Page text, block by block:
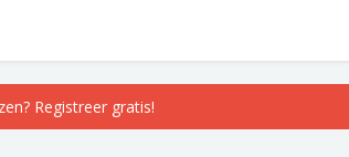
Registreer gratis!